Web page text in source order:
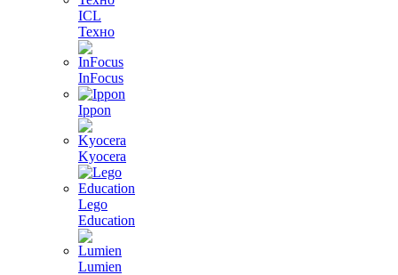
ICL
Техно
InFocus
Ippon
Kyocera
Lego
Education
Lumien